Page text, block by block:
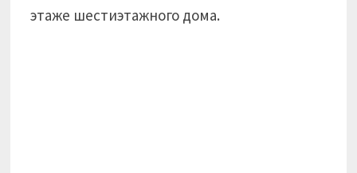
этаже шестиэтажного дома.